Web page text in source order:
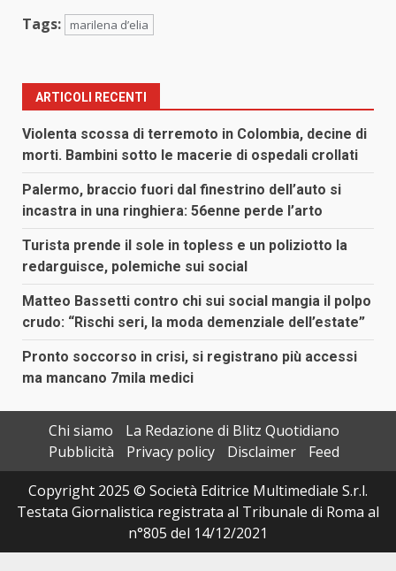
Tags: marilena d’elia
ARTICOLI RECENTI
Violenta scossa di terremoto in Colombia, decine di
morti. Bambini sotto le macerie di ospedali crollati
Palermo, braccio fuori dal finestrino dell’auto si
incastra in una ringhiera: 56enne perde l’arto
Turista prende il sole in topless e un poliziotto la
redarguisce, polemiche sui social
Matteo Bassetti contro chi sui social mangia il polpo
crudo: “Rischi seri, la moda demenziale dell’estate”
Pronto soccorso in crisi, si registrano più accessi
ma mancano 7mila medici
Chi siamo
La Redazione di Blitz Quotidiano
Pubblicità
Privacy policy Disclaimer
Feed
Copyright 2025 © Società Editrice Multimediale S.r.l.
Testata Giornalistica registrata al Tribunale di Roma al
n°805 del 14/12/2021